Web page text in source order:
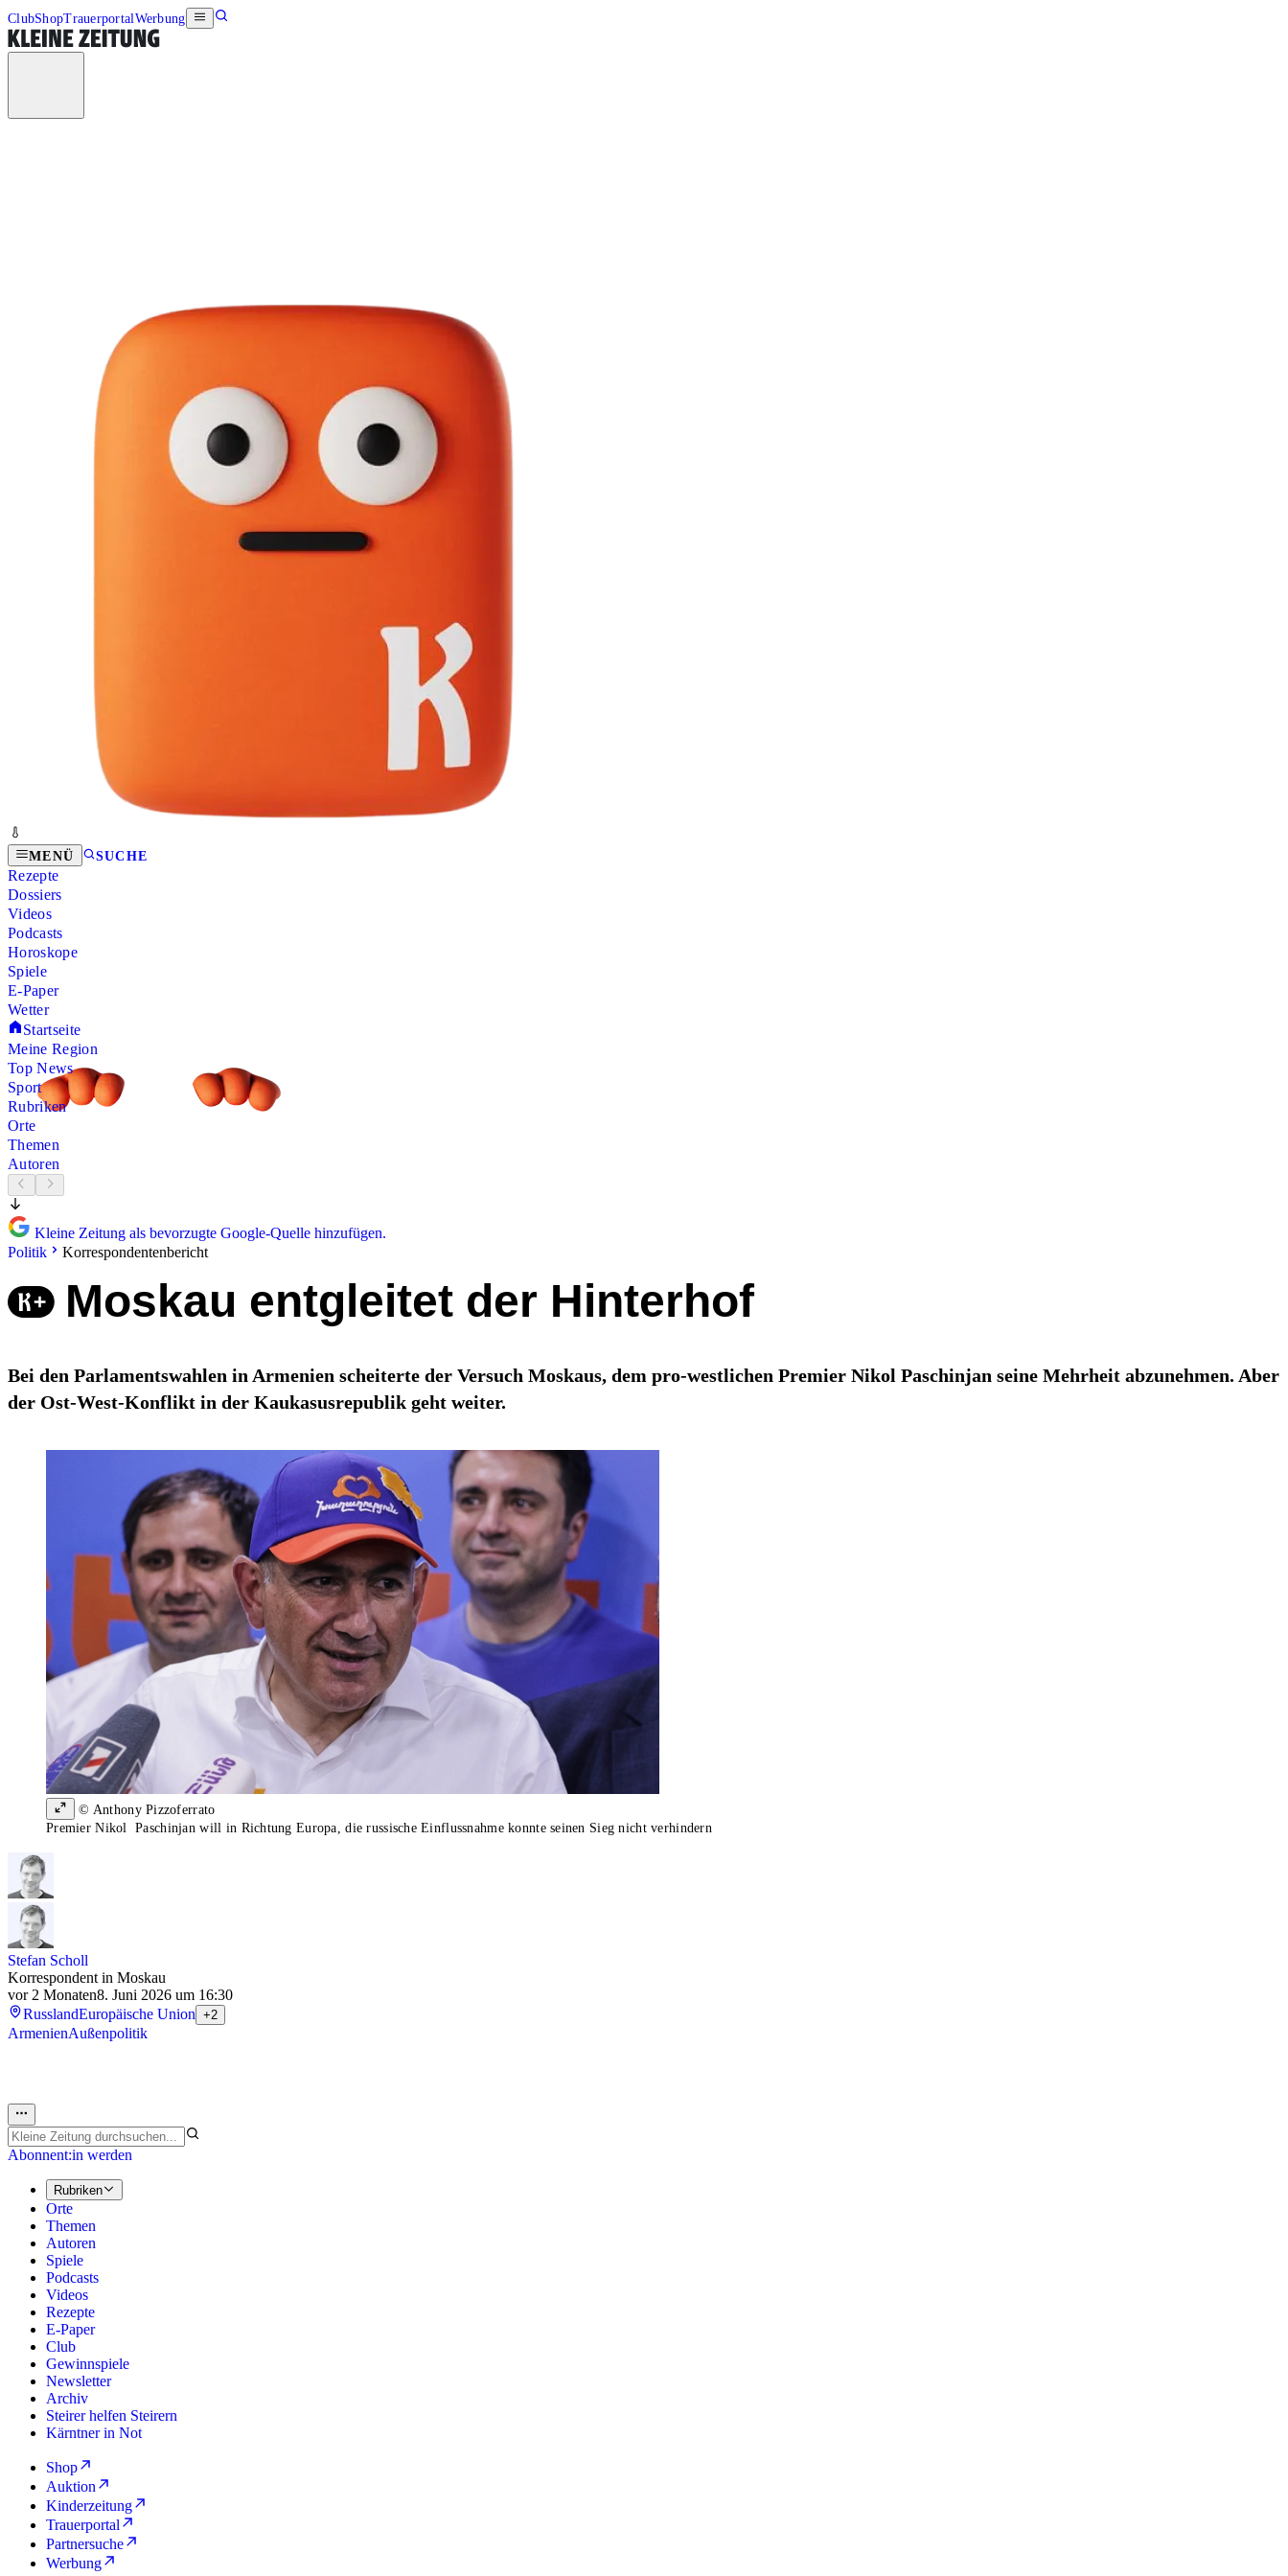
ClubShopTrauerportalWerbung
MENÜ SUCHE
Rezepte
Dossiers
Videos
Podcasts
Horoskope
Spiele
E-Paper
Wetter
Startseite
Meine Region
Top News
Sport
Rubriken
Orte
Themen
Autoren
Kleine Zeitung als bevorzugte Google-Quelle hinzufügen.
Politik
Korrespondentenbericht
Moskau entgleitet der Hinterhof
Bei den Parlamentswahlen in Armenien scheiterte der Versuch Moskaus, dem pro-westlichen Premier Nikol Paschinjan seine Mehrheit abzunehmen. Aber
der Ost-West-Konflikt in der Kaukasusrepublik geht weiter.
© Anthony Pizzoferrato
Premier Nikol Paschinjan will in Richtung Europa, die russische Einflussnahme konnte seinen Sieg nicht verhindern
Stefan Scholl
Korrespondent in Moskau
vor 2 Monaten8. Juni 2026 um 16:30
RusslandEuropäische Union +2
ArmenienAußenpolitik
Abonnent:in werden
Rubriken
Orte
Themen
Autoren
Spiele
Podcasts
Videos
Rezepte
E-Paper
Club
Gewinnspiele
Newsletter
Archiv
Steirer helfen Steirern
Kärntner in Not
Shop
Auktion
Kinderzeitung
Trauerportal
Partnersuche
Werbung